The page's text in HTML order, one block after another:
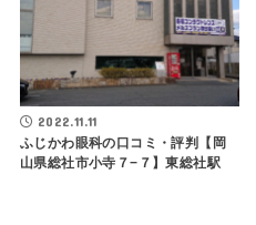
2022.11.11
ふじかわ眼科の口コミ・評判【岡
山県総社市小寺７−７】東総社駅